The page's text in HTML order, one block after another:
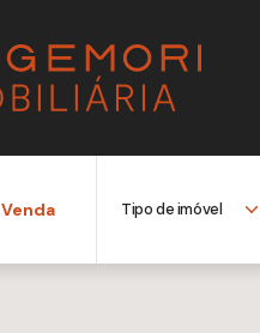
Venda